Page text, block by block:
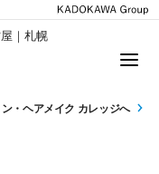
｜札幌
・ ヘアメイク カレッジへ